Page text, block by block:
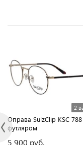
2
Оправа SulzClip KSC
футляром
5 900 руб.